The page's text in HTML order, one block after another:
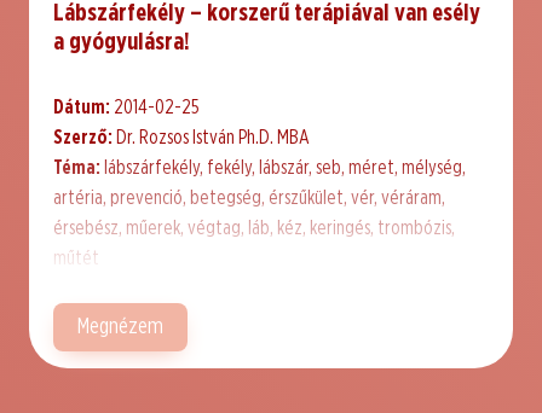
Lábszárfekély – korszerű terápiával van esély
a gyógyulásra!
Dátum: 2014-02-25
Szerző: Dr. Rozsos István Ph.D. MBA
Téma: lábszárfekély, fekély, lábszár, seb, méret, mélység,
artéria, prevenció, betegség, érszűkület, vér, véráram,
érsebész, műerek, végtag, láb, kéz, keringés, trombózis,
műtét
Megnézem